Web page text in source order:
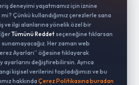
deneyimi yaşatmamız için iznine
Çünkü kullandığımız çerezlerle sana
ve ilgi alanlarına yönelik özel bir
Tümünü Reddet seçeneğine tıklarsan
Her zaman web
Ayarları” öğesine tıklayarak
değiştirebilirsin. Ayrıca
kişisel verilerini topladığımızı ve bu
hakkında Çerez Politikasına buradan